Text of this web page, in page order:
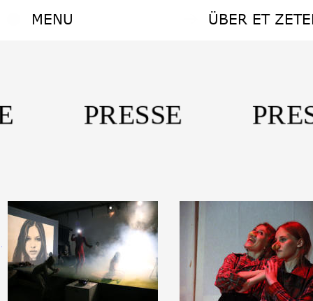
MENU ÜBER ET
PRESSE
ÜBER ET
MENU